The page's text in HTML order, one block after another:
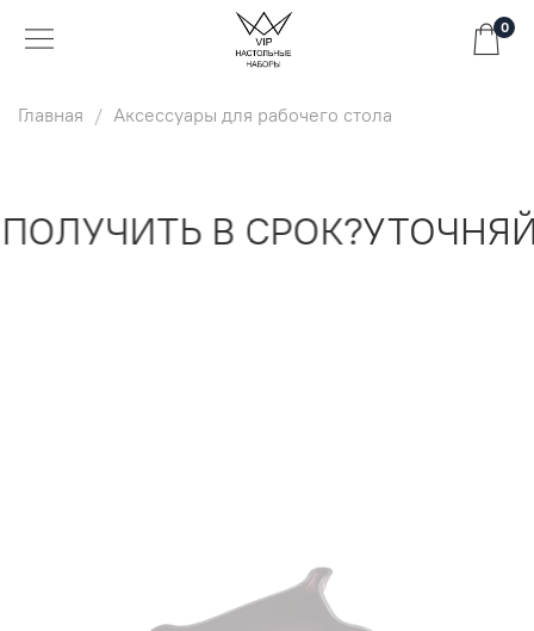
0
Главная Аксессуары для рабочего стола
В СРОК?